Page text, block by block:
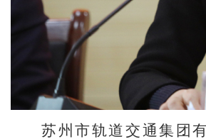
苏州市轨道交通集团